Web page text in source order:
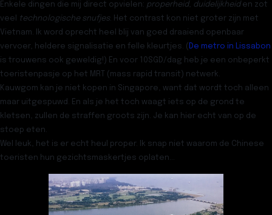
Enkele dingen die mij direct opvielen: properheid, duidelijkheiden zot
veel
technologische snufjes. Het contrast kon niet groter zijn met
Vietnam. Ik word oprecht heel blij van goed draaiend openbaar
vervoer, heldere signalisatie en felle kleurtjes. ( De metro in Lissabon
is trouwens ook geweldig!) En voor 10SGD/dag heb je een onbeperkt
toeristenpasje op het MRT (mass rapid transit) netwerk.
Kauwgom kan je niet kopen in Singapore, want dat wordt toch alleen
maar uitgespuwd. En als je het toch waagt iets op de grond te
kletsen, zullen de straffen groots zijn. Je kan hier echt van op de
stoep eten.
Wel leuk, het is er echt heul proper. Ik snap niet waarom de Chinese
toeristen hun gezichtsmaskertjes oplaten…